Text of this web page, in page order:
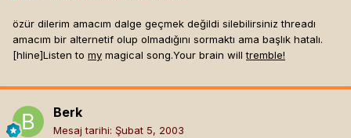
özür dilerim amacım dalge geçmek değildi silebilirsiniz threadı
amacım bir alternetif olup olmadığını sormaktı ama başlık hatalı.
[hline]Listen to my magical song.Your brain willtremble!
Berk
Mesaj tarihi: Şubat 5, 2003